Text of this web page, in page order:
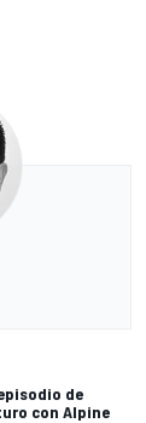
de
con Alpine